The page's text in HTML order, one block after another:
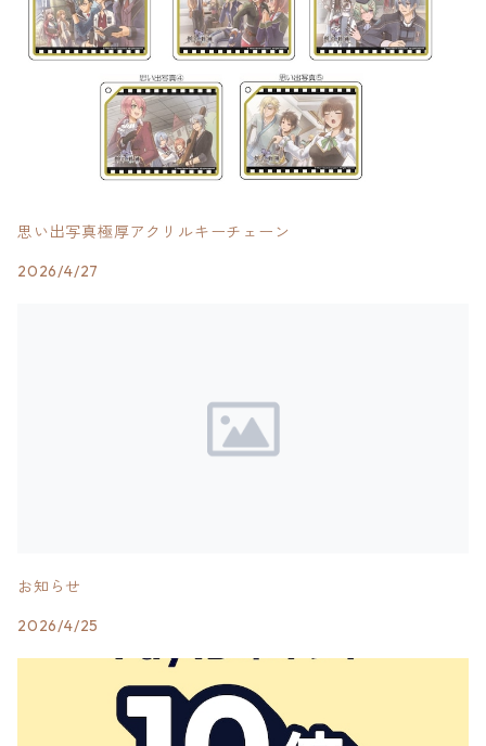
思い出写真極厚アクリルキーチェーン
2026/4/27
お知らせ
2026/4/25